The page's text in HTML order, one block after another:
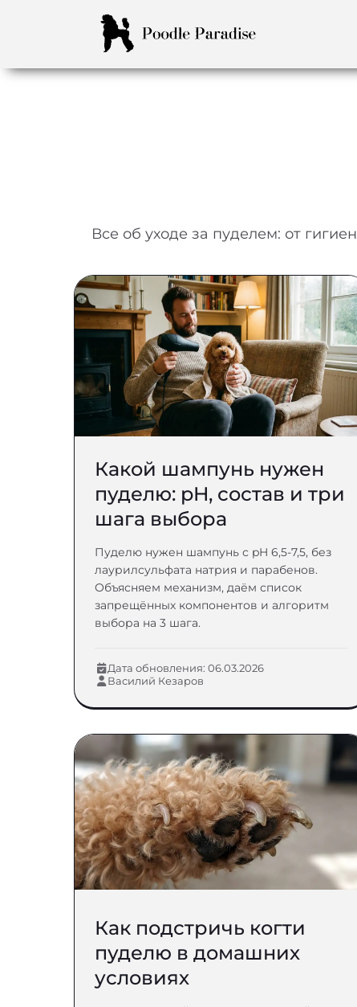
Все об уходе за пуделем: от
Какой шампунь нужен
пуделю: pH, состав и три
шага выбора
Пуделю нужен шампунь с pH 6,5-7,5, без
лаурилсульфата натрия и парабенов.
Объясняем механизм, даём список
запрещённых компонентов и алгоритм
выбора на 3 шага.
Дата обновления: 06.03.2026
Василий Кезаров
Как подстричь когти
пуделю в домашних
условиях